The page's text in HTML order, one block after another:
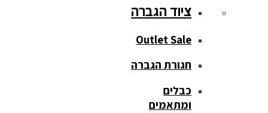
ציוד הגברה
Outlet Sale
חגורת הגברה
כבלים
ומתאמים